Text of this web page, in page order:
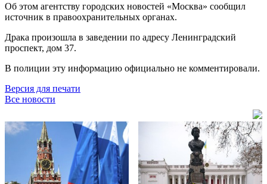
Об этом агентству городских новостей «Москва» сообщил
источник в правоохранительных органах.
Драка произошла в заведении по адресу Ленинградский
проспект, дом 37.
В полиции эту информацию официально не комментировали.
Версия для печати
Все новости